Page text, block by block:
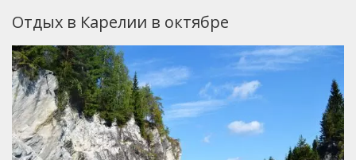
Отдых в Карелии в октябре